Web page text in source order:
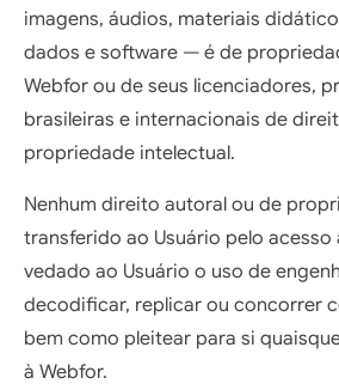
imagens, áudios, materiais
dados e software — é de
Webfor ou de seus licenciadores,
brasileiras e internacionais de
propriedade intelectual.
Nenhum direito autoral ou de
transferido ao Usuário pelo acesso
vedado ao Usuário o uso de
decodificar, replicar ou concorrer
bem como pleitear para si
à Webfor.